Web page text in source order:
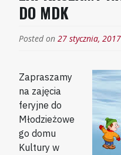
DO MDK
Posted on 27 stycznia, 2017
Zapraszamy
na zajęcia
feryjne do
Młodzieżowe
go domu
Kultury w